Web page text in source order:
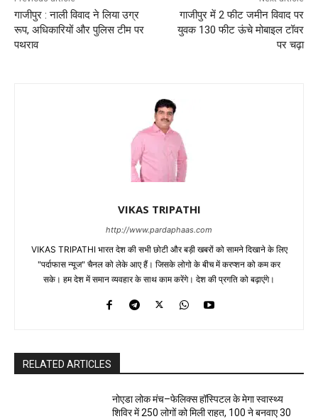
गाजीपुर : नाली विवाद ने लिया उग्र
रूप, अधिकारियों और पुलिस टीम पर
पथराव
गाजीपुर में 2 फीट जमीन विवाद पर
युवक 130 फीट ऊंचे मोबाइल टॉवर
पर चढ़ा
VIKAS TRIPATHI
http://www.pardaphaas.com
VIKAS TRIPATHI भारत देश की सभी छोटी और बड़ी खबरों को सामने दिखाने के लिए
"पर्दाफास न्यूज" चैनल को लेके आए हैं। जिसके लोगो के बीच में करप्शन को कम कर
सके। हम देश में समान व्यवहार के साथ काम करेंगे। देश की प्रगति को बढ़ाएंगे।
RELATED ARTICLES
नोएडा लोक मंच–फेलिक्स हॉस्पिटल के मेगा स्वास्थ्य
शिविर में 250 लोगों को मिली राहत, 100 ने बनवाए ₹30